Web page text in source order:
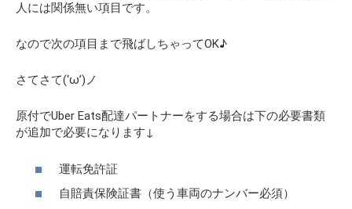
人には関係無い項目です。
なので次の項目まで飛ばしちゃってOK♪
さてさて(‘ω’)ノ
原付でUber Eats配達パートナーをする場合は下の必要書類
が追加で必要になります↓
運転免許証
自賠責保険証書（使う車両のナンバー必須）